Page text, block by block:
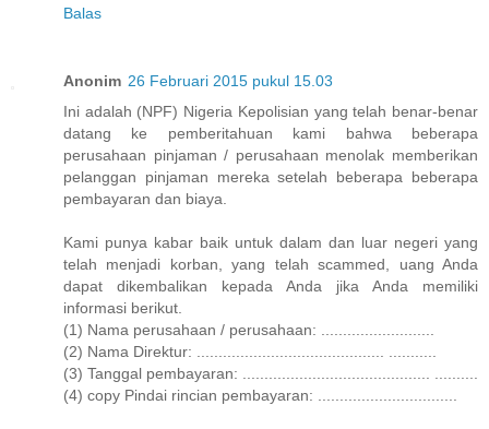
Balas
Anonim 26 Februari 2015 pukul 15.03
Ini adalah (NPF) Nigeria Kepolisian yang telah benar-benar
datang ke pemberitahuan kami bahwa beberapa
perusahaan pinjaman / perusahaan menolak memberikan
pelanggan pinjaman mereka setelah beberapa beberapa
pembayaran dan biaya.
Kami punya kabar baik untuk dalam dan luar negeri yang
telah menjadi korban, yang telah scammed, uang Anda
dapat dikembalikan kepada Anda jika Anda memiliki
informasi berikut.
(1) Nama perusahaan / perusahaan: ..........................
(2) Nama Direktur: ........................................... ...........
(3) Tanggal pembayaran: ........................................... ..........
(4) copy Pindai rincian pembayaran: ................................